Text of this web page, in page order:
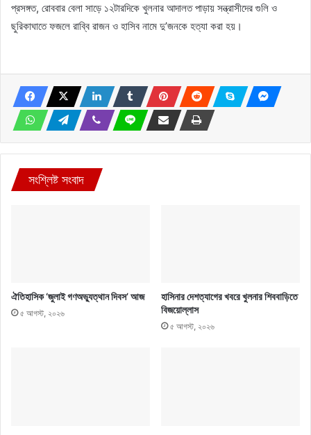
প্রসঙ্গত, রোববার বেলা সাড়ে ১২টারদিকে খুলনার আদালত পাড়ায় সন্ত্রাসীদের গুলি ও
ছুরিকাঘাতে ফজলে রাব্বি রাজন ও হাসিব নামে দু’জনকে হত্যা করা হয়।
সংশ্লিষ্ট সংবাদ
ঐতিহাসিক ‘জুলাই গণঅভ্যুত্থান দিবস’ আজ
৫ আগস্ট, ২০২৬
হাসিনার দেশত্যাগের খবরে খুলনার শিববাড়িতে
বিজয়োল্লাস
৫ আগস্ট, ২০২৬